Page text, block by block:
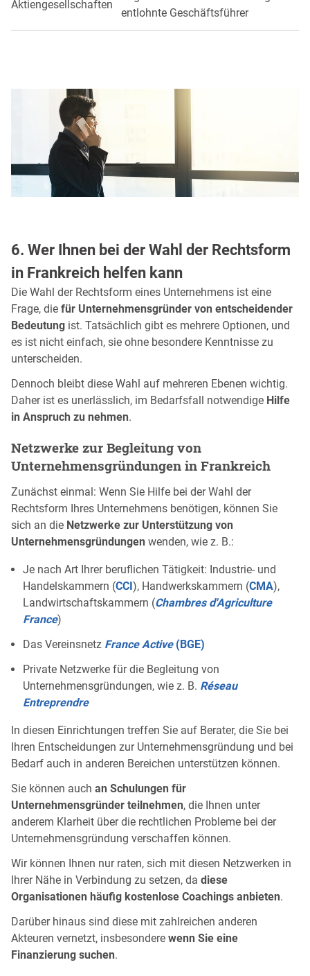
Aktiengesellschaften
entlohnte Geschäftsführer
6. Wer Ihnen bei der Wahl der Rechtsform
in Frankreich helfen kann
Die Wahl der Rechtsform eines Unternehmens ist eine
Frage, die für Unternehmensgründer von entscheidender
Bedeutung ist. Tatsächlich gibt es mehrere Optionen, und
es ist nicht einfach, sie ohne besondere Kenntnisse zu
unterscheiden.
Dennoch bleibt diese Wahl auf mehreren Ebenen wichtig.
Daher ist es unerlässlich, im Bedarfsfall notwendige Hilfe
in Anspruch zu nehmen.
Netzwerke zur Begleitung von
Unternehmensgründungen in Frankreich
Zunächst einmal: Wenn Sie Hilfe bei der Wahl der
Rechtsform Ihres Unternehmens benötigen, können Sie
sich an die Netzwerke zur Unterstützung von
Unternehmensgründungen wenden, wie z. B.:
Je nach Art Ihrer beruflichen Tätigkeit: Industrie- und
Handelskammern (CCI ), Handwerkskammern (CMA),
Landwirtschaftskammern (Chambres d'Agriculture
France)
Das Vereinsnetz France Active(BGE)
Private Netzwerke für die Begleitung von
Unternehmensgründungen, wie z. B. Réseau
Entreprendre
In diesen Einrichtungen treffen Sie auf Berater, die Sie bei
Ihren Entscheidungen zur Unternehmensgründung und bei
Bedarf auch in anderen Bereichen unterstützen können.
Sie können auch an Schulungen für
Unternehmensgründer teilnehmen, die Ihnen unter
anderem Klarheit über die rechtlichen Probleme bei der
Unternehmensgründung verschaffen können.
Wir können Ihnen nur raten, sich mit diesen Netzwerken in
Ihrer Nähe in Verbindung zu setzen, da diese
Organisationen häufig kostenlose Coachings anbieten.
Darüber hinaus sind diese mit zahlreichen anderen
Akteuren vernetzt, insbesondere wenn Sie eine
Finanzierung suchen.